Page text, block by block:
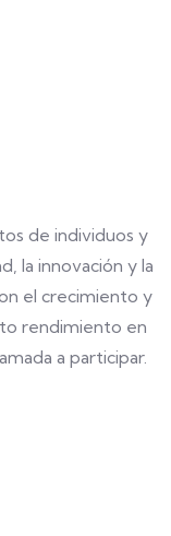
de individuos y
la innovación y la
el crecimiento y
rendimiento en
a participar.